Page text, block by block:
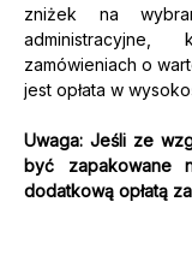
zniżek na
zamówieniach o
jest opłata w
Uwaga: Jeśli ze
być zapakowane
dodatkową opłatą